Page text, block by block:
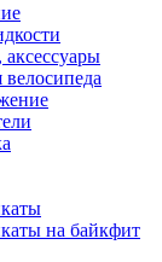
на байкфит